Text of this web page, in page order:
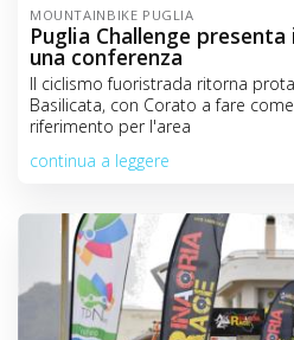
MOUNTAINBIKE PUGLIA
Puglia Challenge
una conferenza
Il ciclismo fuoristrada ritorna
Basilicata, con Corato a fare
riferimento per l'area
continua a leggere